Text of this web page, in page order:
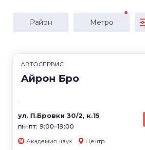
Район Метро
АВТОСЕРВИС
Айрон Бро
ул. П.Бровки 30/2, к.15
пн-пт: 9:00–19:00
Академия наук Центр